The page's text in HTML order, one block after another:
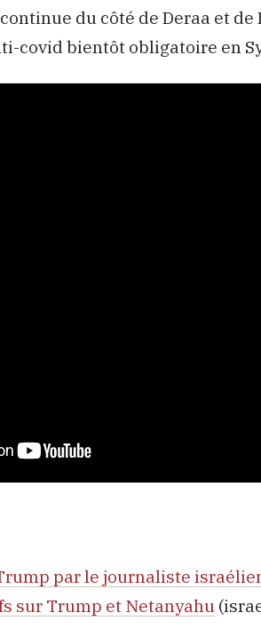
du côté de Deraa et de
covid bientôt obligatoire en
par le journaliste
sur Trump et Netanyahu